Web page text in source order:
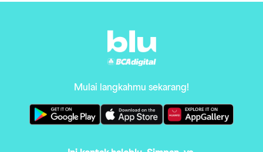
Mulai langkahmu sekarang!